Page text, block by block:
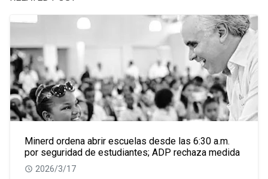
Minerd ordena abrir escuelas desde las 6:30 a.m.
por seguridad de estudiantes; ADP rechaza medida
2026/3/17